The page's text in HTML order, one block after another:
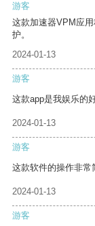
游客
这款加速器VPM应
护。
2024-01-13
游客
这款app是我娱乐的
2024-01-13
游客
这款软件的操作非常
2024-01-13
游客